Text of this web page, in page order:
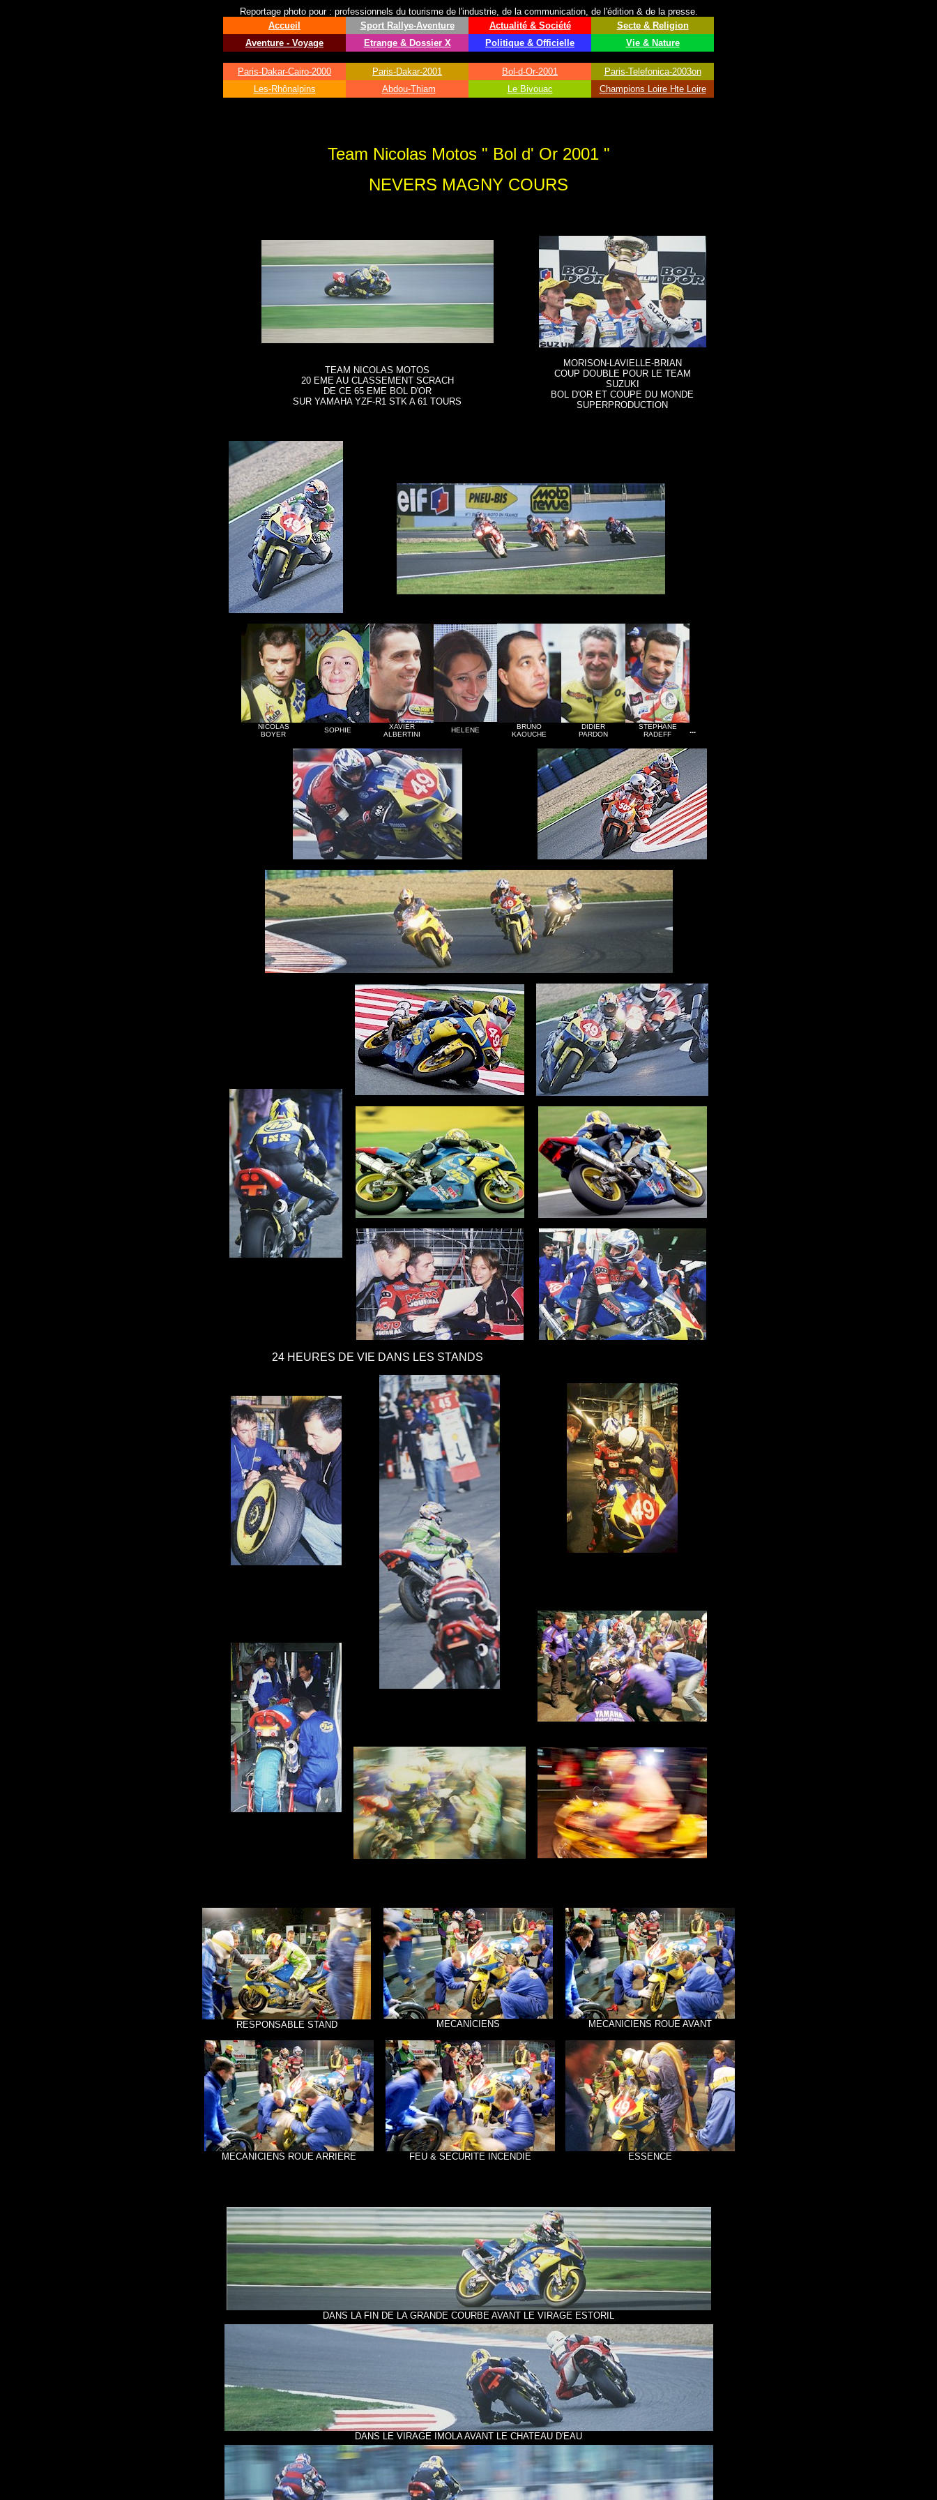
Reportage photo pour : professionnels du tourisme de l'industrie, de la communication, de l'édition & de la presse.
Accueil
Aventure - Voyage
Sport Rallye-Aventure
Etrange & Dossier X
Actualité & Société
Politique & Officielle
Secte & Religion
Vie & Nature
Paris-Dakar-Cairo-2000
Les-Rhônalpins
Paris-Dakar-2001
Abdou-Thiam
Bol-d-Or-2001
Le Bivouac
Paris-Telefonica-2003on
Champions Loire Hte Loire
Team Nicolas Motos " Bol d' Or2001 "
NEVERS MAGNY COURS
TEAM NICOLAS MOTOS
20 EME AU CLASSEMENT SCRACH
DE CE 65 EME BOL D'OR
SUR YAMAHA YZF-R1 STK A 61 TOURS
MORISON-LAVIELLE-BRIAN
COUP DOUBLE POUR LE TEAM
SUZUKI
BOL D'OR ET COUPE DU MONDE
SUPERPRODUCTION
NICOLAS
BOYER
SOPHIE
XAVIER
ALBERTINI
HELENE
BRUNO
KAOUCHE
DIDIER
PARDON
STEPHANE
RADEFF
...
24 HEURES DE VIE DANS LES STANDS
RESPONSABLE STAND MECANICIENS MECANICIENS ROUE AVANT
MECANICIENS ROUE ARRIERE FEU & SECURITE INCENDIE ESSENCE
DANS LA FIN DE LA GRANDE COURBE AVANT LE VIRAGE ESTORIL
DANS LE VIRAGE IMOLA AVANT LE CHATEAU D'EAU